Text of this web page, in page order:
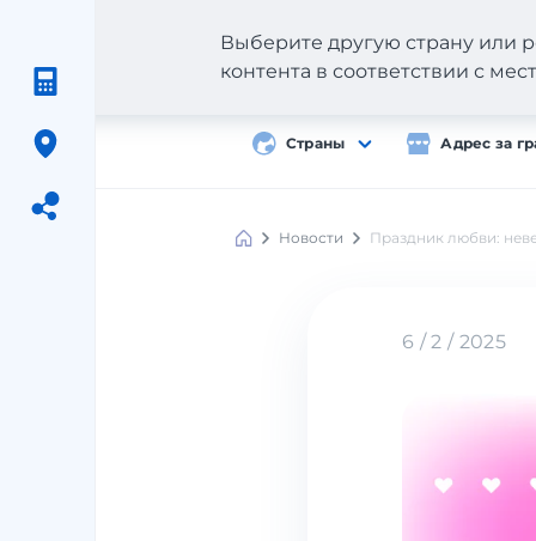
Страны Адрес за
Выберите другую страну или
контента в соответствии с
Meest
Новости Праздник любви:
6 / 2 / 2025